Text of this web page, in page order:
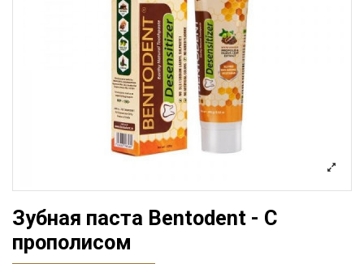
Зубная паста Bentodent - С
прополисом